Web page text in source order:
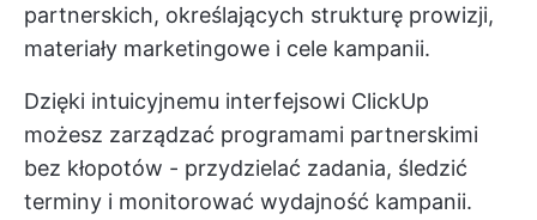
partnerskich, określających strukturę prowizji,
materiały marketingowe i cele kampanii.
Dzięki intuicyjnemu interfejsowi ClickUp
możesz zarządzać programami partnerskimi
bez kłopotów - przydzielać zadania, śledzić
terminy i monitorować wydajność kampanii.